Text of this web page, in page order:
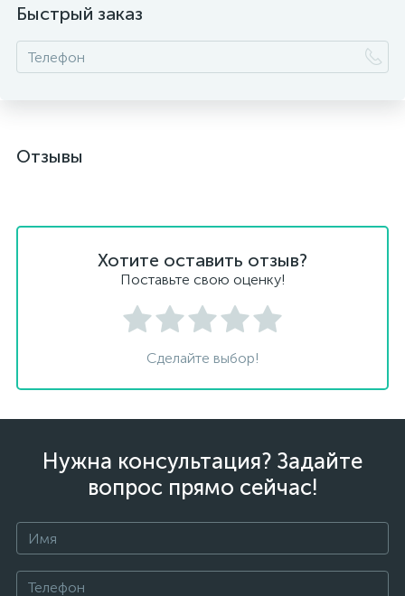
Быстрый заказ
Отзывы
Хотите оставить отзыв?
Поставьте свою оценку!
Сделайте выбор!
Нужна консультация? Задайте
вопрос прямо сейчас!